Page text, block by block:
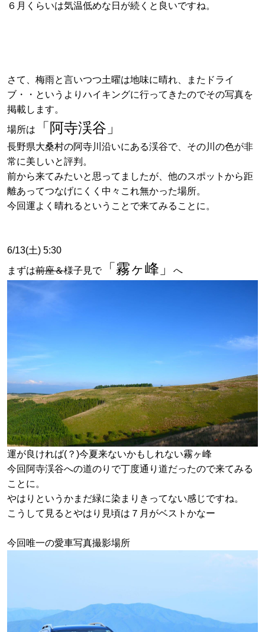
６月くらいは気温低めな日が続くと良いですね。
さて、梅雨と言いつつ土曜は地味に晴れ、またドライ
ブ・・というよりハイキングに行ってきたのでその写真を
掲載します。
場所は
「阿寺渓谷」
長野県大桑村の阿寺川沿いにある渓谷で、その川の色が非
常に美しいと評判。
前から来てみたいと思ってましたが、他のスポットから距
離あってつなげにくく中々これ無かった場所。
今回運よく晴れるということで来てみることに。
6/13(土) 5:30
まずは前座＆様子見で「霧ヶ峰」 へ
運が良ければ(？)今夏来ないかもしれない霧ヶ峰
今回阿寺渓谷への道のりで丁度通り道だったので来てみる
ことに。
やはりというかまだ緑に染まりきってない感じですね。
こうして見るとやはり見頃は７月がベストかなー
今回唯一の愛車写真撮影場所